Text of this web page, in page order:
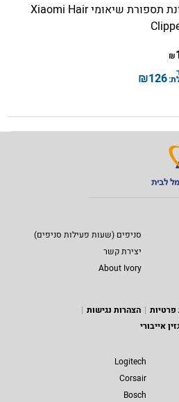
מכונת תספורת שיאומי Xiaomi Hair
₪
126
₪
סניפים (שעות פעילות סניפים)
יצירת קשר
About Ivory
פרטיות
הצהרות נגישות
אייבורי
Logitech
Corsair
Bosch